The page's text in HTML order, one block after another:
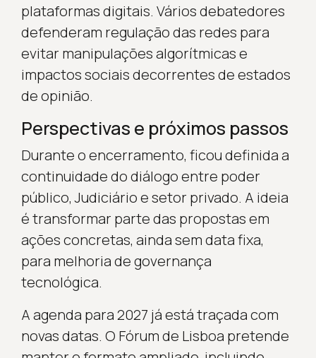
plataformas digitais. Vários debatedores
defenderam regulação das redes para
evitar manipulações algorítmicas e
impactos sociais decorrentes de estados
de opinião.
Perspectivas e próximos passos
Durante o encerramento, ficou definida a
continuidade do diálogo entre poder
público, Judiciário e setor privado. A ideia
é transformar parte das propostas em
ações concretas, ainda sem data fixa,
para melhoria de governança
tecnológica.
A agenda para 2027 já está traçada com
novas datas. O Fórum de Lisboa pretende